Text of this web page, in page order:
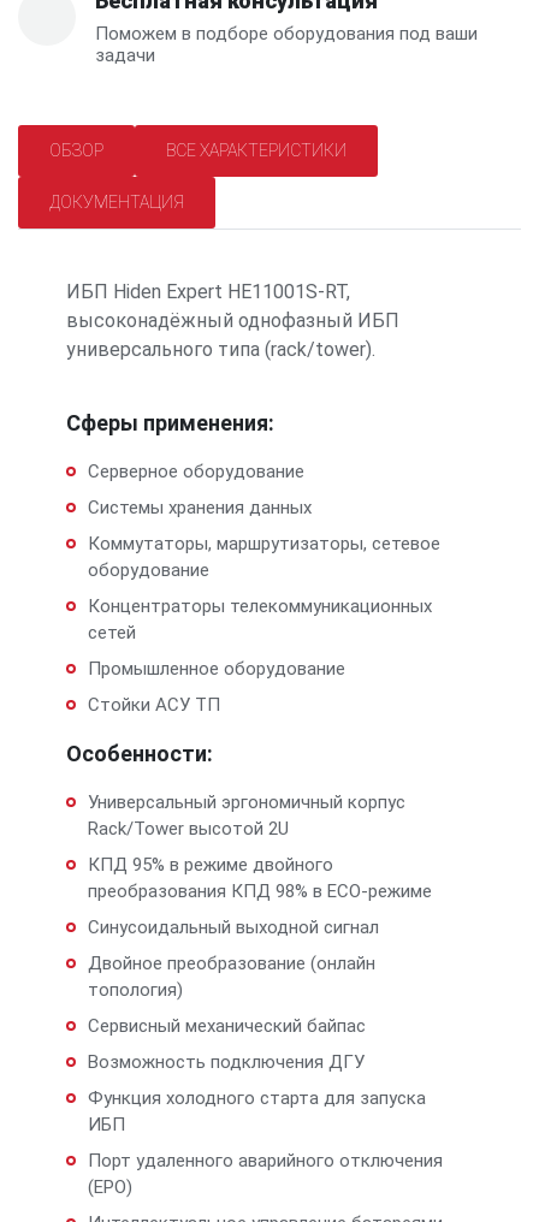
Поможем в подборе оборудования под ваши
задачи
ОБЗОР ВСЕ ХАРАКТЕРИСТИКИ
ДОКУМЕНТАЦИЯ
ИБП Hiden Expert HE11001S-RT,
высоконадёжный однофазный ИБП
универсального типа (rack/tower).
Сферы применения:
Серверное оборудование
Системы хранения данных
Коммутаторы, маршрутизаторы, сетевое
оборудование
Концентраторы телекоммуникационных
сетей
Промышленное оборудование
Стойки АСУ ТП
Особенности:
Универсальный эргономичный корпус
Rack/Tower высотой 2U
КПД 95% в режиме двойного
преобразования КПД 98% в ЕСО-режиме
Синусоидальный выходной сигнал
Двойное преобразование (онлайн
топология)
Сервисный механический байпас
Возможность подключения ДГУ
Функция холодного старта для запуска
ИБП
Порт удаленного аварийного отключения
(EPO)